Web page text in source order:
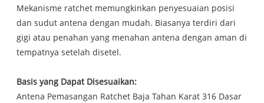
Mekanisme ratchet memungkinkan penyesuaian posisi
dan sudut antena dengan mudah. Biasanya terdiri dari
gigi atau penahan yang menahan antena dengan aman di
tempatnya setelah disetel.
Basis yang Dapat Disesuaikan:
Antena Pemasangan Ratchet Baja Tahan Karat 316 Dasar